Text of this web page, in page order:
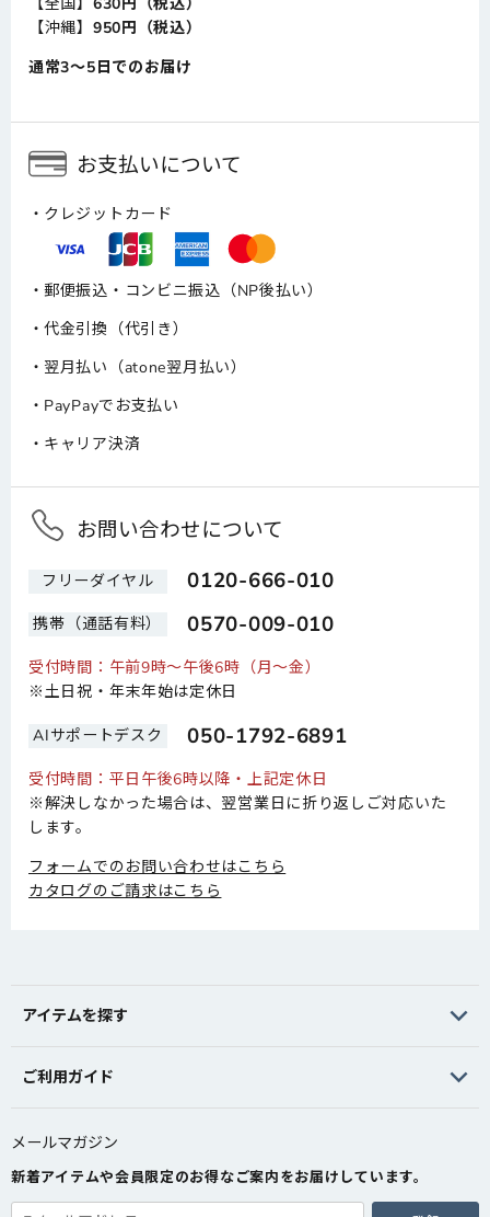
【沖縄】 950円（税込）
通常3～5日でのお届け
お支払いについて
クレジットカード
郵便振込・コンビニ振込（NP後払い）
代金引換（代引き）
翌月払い（atone翌月払い）
PayPayでお支払い
キャリア決済
お問い合わせについて
フリーダイヤル 0120-666-010
携帯（通話有料） 0570-009-010
受付時間：午前9時～午後6時（月～金）
※土日祝・年末年始は定休日
AIサポートデスク 050-1792-6891
受付時間：平日午後6時以降・上記定休日
※解決しなかった場合は、翌営業日に折り返しご対応いた
します。
フォームでのお問い合わせはこちら
カタログのご請求はこちら
アイテムを探す
ご利用ガイド
メールマガジン
新着アイテムや会員限定のお得なご案内をお届けしています。